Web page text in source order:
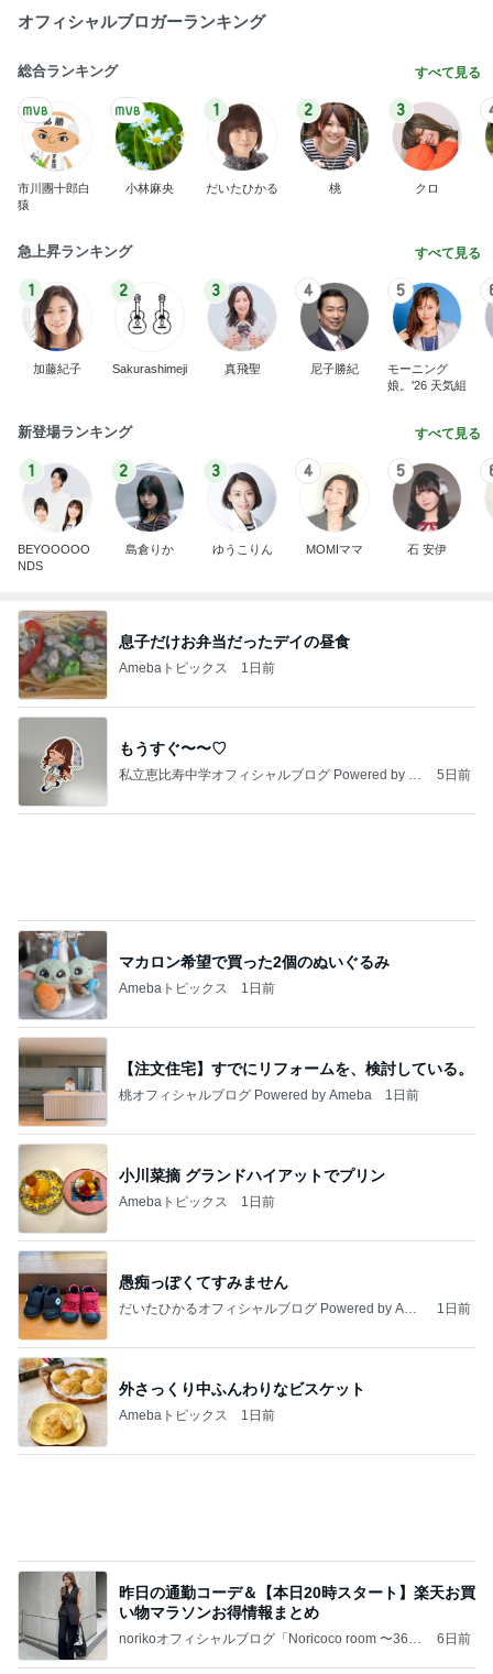
オフィシャルブロガーランキング
総合ランキング すべて見る
市川團十郎白
猿
小林麻央
1
だいたひかる
2
桃
3
クロ
急上昇ランキング すべて見る
1
加藤紀子
2
Sakurashimeji
3
真飛聖
4
尼子勝紀
5
モーニング
娘。'26 天気組
新登場ランキング すべて見る
1
BEYOOOOO
NDS
2
島倉りか
3
ゆうこりん
4
MOMIママ
5
石 安伊
息子だけお弁当だったデイの昼食
Amebaトピックス 1日前
もうすぐ〜〜♡
私立恵比寿中学オフィシャルブログ Powered by A
5日前
マカロン希望で買った2個のぬいぐるみ
Amebaトピックス 1日前
【注文住宅】すでにリフォームを、検討している。
桃オフィシャルブログ Powered by Ameba 1日前
小川菜摘 グランドハイアットでプリン
Amebaトピックス 1日前
愚痴っぽくてすみません
だいたひかるオフィシャルブログ Powered by Ame
1日前
外さっくり中ふんわりなビスケット
Amebaトピックス 1日前
昨日の通勤コーデ＆【本日20時スタート】楽天お買
い物マラソンお得情報まとめ
norikoオフィシャルブログ「Noricoco room 〜365
6日前